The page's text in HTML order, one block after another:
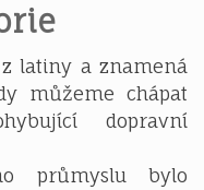
latiny a znamená
můžeme chápat
dopravní
průmyslu bylo